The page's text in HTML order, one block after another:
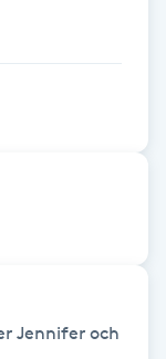
Jennifer och